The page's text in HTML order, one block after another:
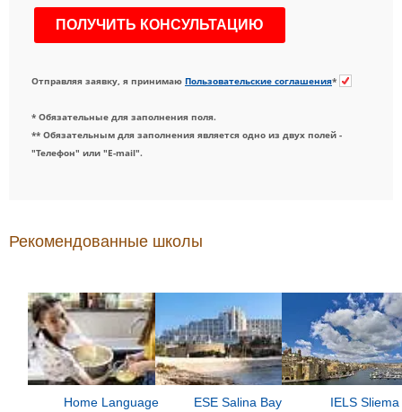
Отправляя заявку, я принимаю Пользовательские соглашения*
* Обязательные для заполнения поля.
** Обязательным для заполнения является одно из двух полей -
"Телефон" или "E-mail".
Рекомендованные школы
Home Language
ESE Salina Bay
IELS Sliema